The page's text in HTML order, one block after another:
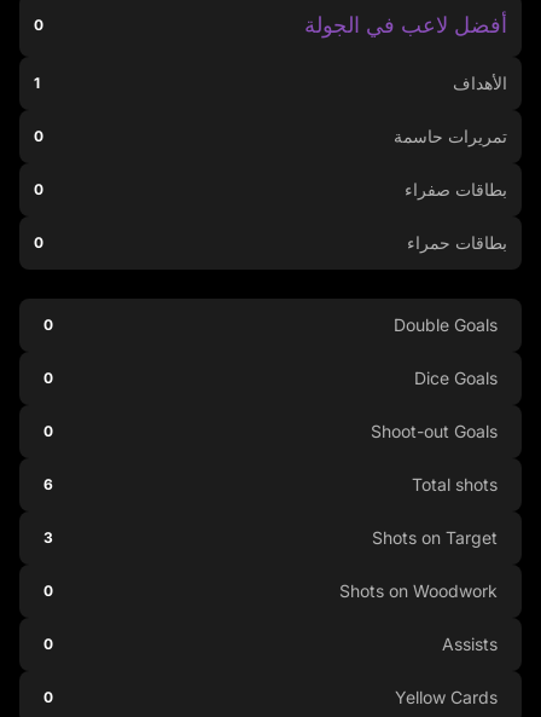
أفضل لاعب في الجولة 0
الأهداف 1
تمريرات حاسمة 0
بطاقات صفراء 0
بطاقات حمراء 0
Double Goals
0
Dice Goals
0
Shoot-out Goals
0
Total shots
6
Shots on Target
3
Shots on Woodwork
0
Assists
0
Yellow Cards
0